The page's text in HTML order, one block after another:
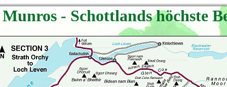
- Schottlands höchste